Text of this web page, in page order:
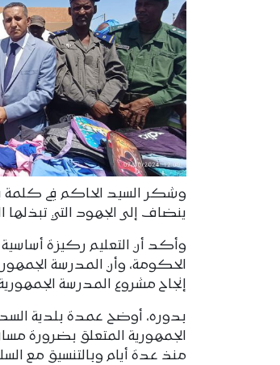
وشكر السيد الحاكم في كلمة
ينضاف إلى الجهود التي
وأكد أن التعليم ركيزة
الحكومة، وأن المدرسة
إنجاح مشروع المدرسة
بدوره، أوضح عمدة بلدية
الجمهورية المتعلق بضرورة
منذ عدة أيام وبالتنسيق مع